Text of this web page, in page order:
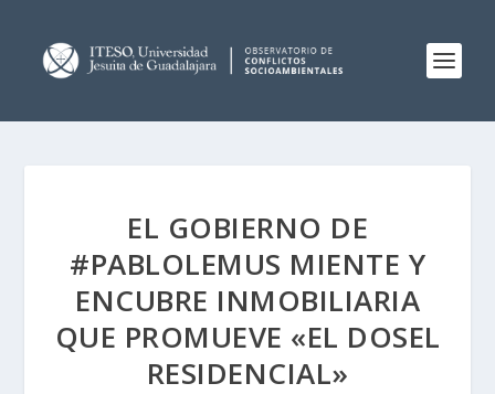
EL GOBIERNO DE
#PABLOLEMUS MIENTE Y
ENCUBRE INMOBILIARIA
QUE PROMUEVE «EL DOSEL
RESIDENCIAL»